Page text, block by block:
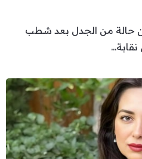
حالة من الجدل بعد شطب